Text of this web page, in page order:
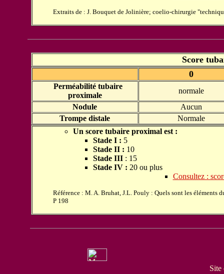
Extraits de : J. Bouquet de Jolinière; coelio-chirurgie
Score
0
Perméabilité tubaire
proximale
normale
Nodule
Aucun
Trompe distale
Normale
Un score tubaire proximal est :
Stade I : 5
Stade II: 10
Stade III: 15
Stade IV : 20 ou plus
Consultez :
Référence : M. A. Bruhat, J.L. Pouly : Quels sont les
P 198